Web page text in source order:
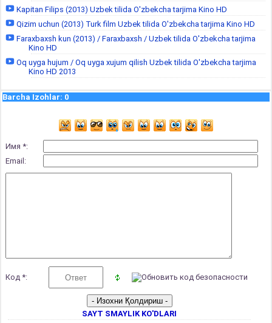
Kapitan Filips (2013) Uzbek tilida O'zbekcha tarjima Kino HD
Qizim uchun (2013) Turk film Uzbek tilida O'zbekcha tarjima Kino HD
Faraxbaxsh kun (2013) / Faraxbaxsh / Uzbek tilida O'zbekcha tarjima
Kino HD
Oq uyga hujum / Oq uyga xujum qilish Uzbek tilida O'zbekcha tarjima
Kino HD 2013
Barcha Izohlar: 0
Имя *:
Email:
Код *:
SAYT SMAYLIK KO'DLARI